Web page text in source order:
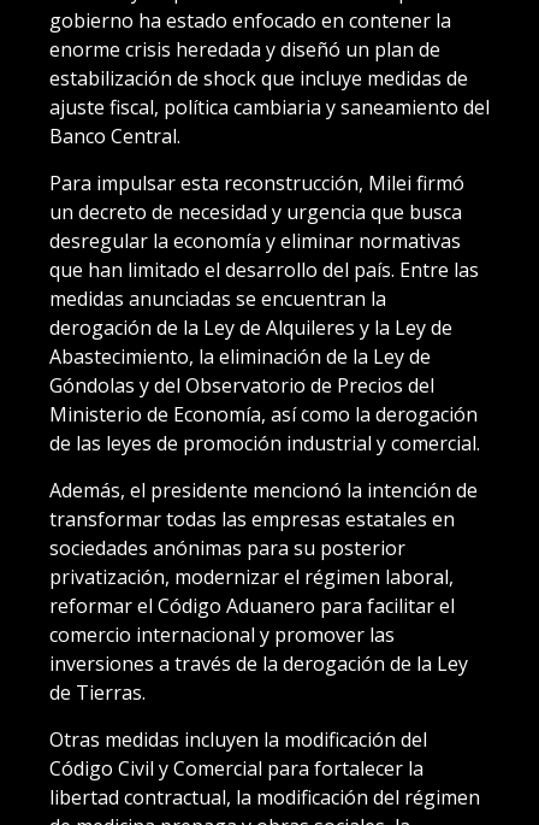
gobierno ha estado enfocado en contener la
enorme crisis heredada y diseñó un plan de
estabilización de shock que incluye medidas de
ajuste fiscal, política cambiaria y saneamiento del
Banco Central.
Para impulsar esta reconstrucción, Milei firmó
un decreto de necesidad y urgencia que busca
desregular la economía y eliminar normativas
que han limitado el desarrollo del país. Entre las
medidas anunciadas se encuentran la
derogación de la Ley de Alquileres y la Ley de
Abastecimiento, la eliminación de la Ley de
Góndolas y del Observatorio de Precios del
Ministerio de Economía, así como la derogación
de las leyes de promoción industrial y comercial.
Además, el presidente mencionó la intención de
transformar todas las empresas estatales en
sociedades anónimas para su posterior
privatización, modernizar el régimen laboral,
reformar el Código Aduanero para facilitar el
comercio internacional y promover las
inversiones a través de la derogación de la Ley
de Tierras.
Otras medidas incluyen la modificación del
Código Civil y Comercial para fortalecer la
libertad contractual, la modificación del régimen